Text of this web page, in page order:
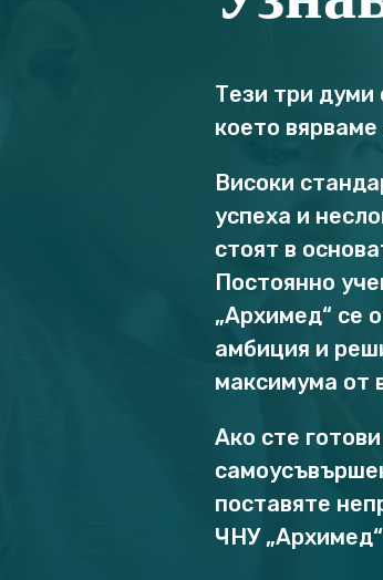
Тези три думи
което
Високи
успеха и
стоят в
Постоянно
„Архимед“ се
амбиция и
максимума от
Ако сте
поставяте
ЧНУ